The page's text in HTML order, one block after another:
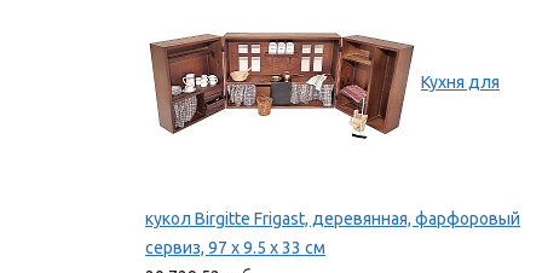
Кухня для
кукол Birgitte Frigast, деревянная, фарфоровый
сервиз, 97 x 9.5 x 33 см